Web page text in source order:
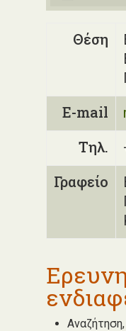
Θέση
E-mail
Τηλ.
Γραφείο